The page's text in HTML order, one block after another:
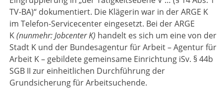
TV-BA)“ dokumentiert. Die Klägerin war in der ARGE K
im Telefon-Servicecenter eingesetzt. Bei der ARGE
K(nunmehr: Jobcenter K) handelt es sich um eine von der
Stadt K und der Bundesagentur für Arbeit – Agentur für
Arbeit K – gebildete gemeinsame Einrichtung iSv. § 44b
SGB II zur einheitlichen Durchführung der
Grundsicherung für Arbeitsuchende.